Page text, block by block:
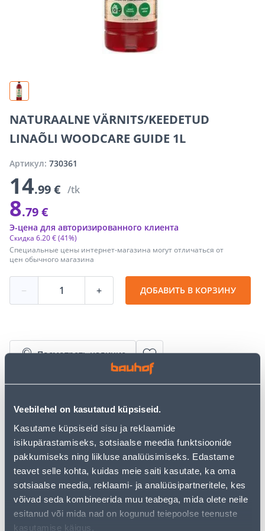
Veebilehel on kasutatud küpsiseid.
Kasutame küpsiseid sisu ja reklaamide
isikupärastamiseks, sotsiaalse meedia funktsioonide
pakkumiseks ning liikluse analüüsimiseks. Edastame
teavet selle kohta, kuidas meie saiti kasutate, ka oma
sotsiaalse meedia, reklaami- ja analüüsipartneritele, kes
võivad seda kombineerida muu teabega, mida olete neile
esitanud või mida nad on kogunud teiepoolse teenuste
kasutamise käigus.
NATURAALNE VÄRNITS/KEEDETUD
LINAÕLI WOODCARE GUIDE 1L
Артикул: 730361
14.99 € /tk
8.79 €
Специальные цены интернет-магазина могут отличаться от
цен обычного магазина
Скидка 6.20 €(41%)
Э-цена для авторизированного клиента
− + ДОБАВИТЬ В КОРЗИНУ
Посмотреть наличие
• Naturaalne värnitson mõeldud linaõlivärvide
õlivärvidega katmist.
• Imbub sügavale puidu pinda ning moodustab
ilmastikukindla ja õhku läbilaskva kile.
• Sobib kasutamiseks igasugusele puidule sise- ja
välistingimustes.
• Kogus on 1 l.
• 14-päevane tagastusõigus.
• HANKIJA LAOST TELLITAV TOODE